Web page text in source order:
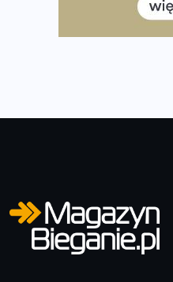
Już w ten weekend! Przed
i Półmaraton Szczeciński.